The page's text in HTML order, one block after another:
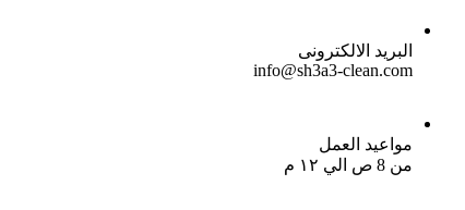
البريد الالكترونى
info@sh3a3-clean.com
مواعيد العمل
من 8 ص الي ١٢ م